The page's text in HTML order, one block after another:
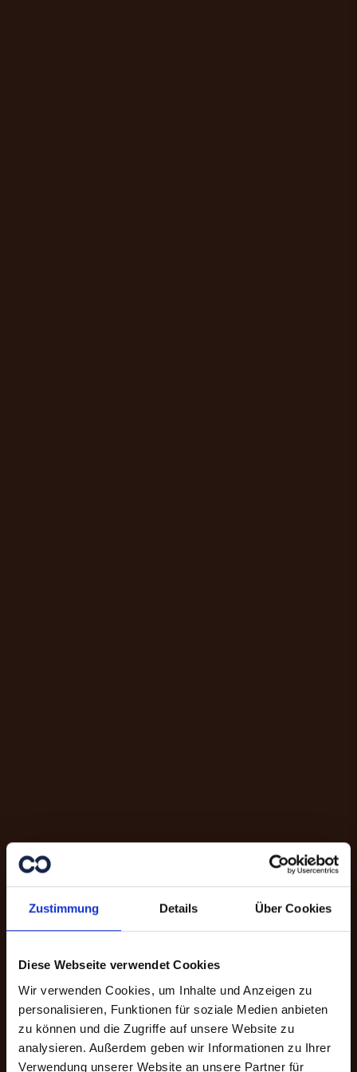
Zustimmung Details Über Cookies
Diese Webseite verwendet Cookies
Wir verwenden Cookies, um Inhalte und Anzeigen zu
personalisieren, Funktionen für soziale Medien anbieten
zu können und die Zugriffe auf unsere Website zu
analysieren. Außerdem geben wir Informationen zu Ihrer
Verwendung unserer Website an unsere Partner für
Danke für Ihre